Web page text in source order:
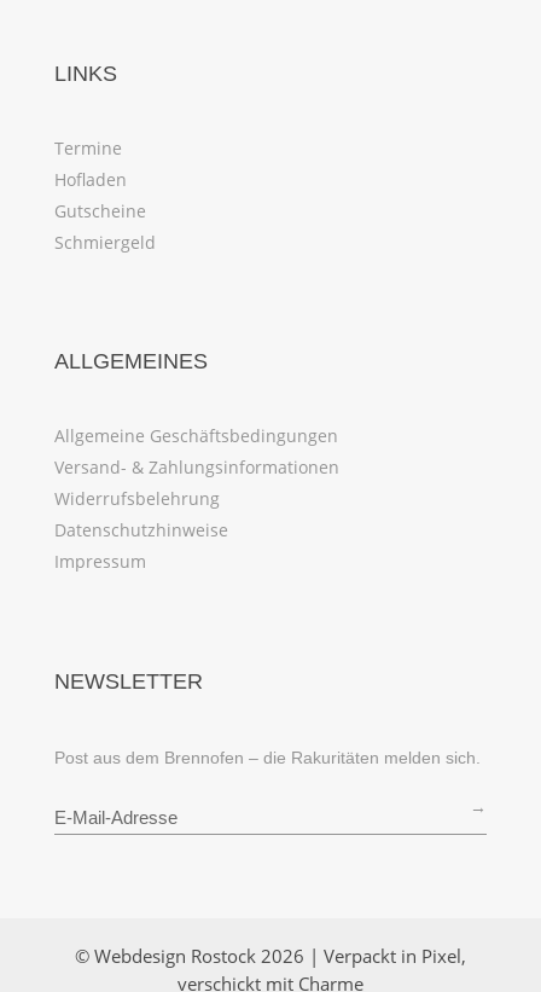
LINKS
Termine
Hofladen
Gutscheine
Schmiergeld
ALLGEMEINES
Allgemeine Geschäftsbedingungen
Versand- & Zahlungsinformationen
Widerrufsbelehrung
Datenschutzhinweise
Impressum
NEWSLETTER
Post aus dem Brennofen – die Rakuritäten melden sich.
→
© Webdesign Rostock 2026 | Verpackt in Pixel,
verschickt mit Charme